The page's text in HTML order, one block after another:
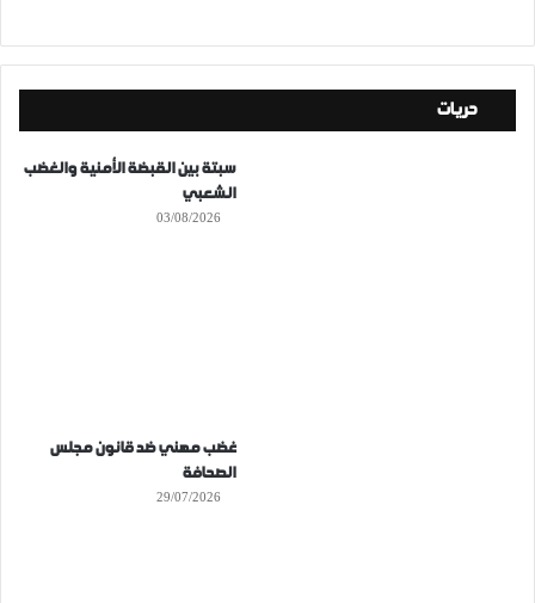
حريات
سبتة بين القبضة الأمنية والغضب
الشعبي
03/08/2026
غضب مهني ضد قانون مجلس
الصحافة
29/07/2026